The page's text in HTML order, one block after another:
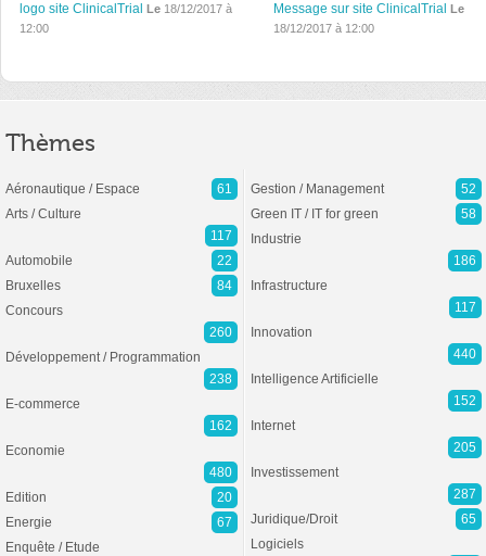
logo site ClinicalTrial Le 18/12/2017 à
12:00
Message sur site ClinicalTrial Le
18/12/2017 à 12:00
Thèmes
Aéronautique / Espace
61
Arts / Culture
117
Automobile
22
Bruxelles
84
Concours
260
Développement / Programmation
238
E-commerce
162
Economie
480
Edition
20
Energie
67
Enquête / Etude
Gestion / Management
52
Green IT / IT for green
58
Industrie
186
Infrastructure
117
Innovation
440
Intelligence Artificielle
152
Internet
205
Investissement
287
Juridique/Droit
65
Logiciels